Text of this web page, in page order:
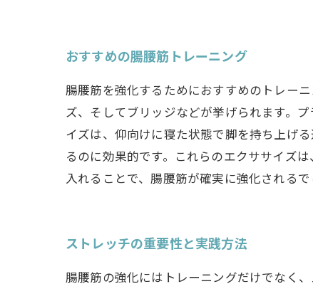
おすすめの腸腰筋トレーニング
腸腰筋を強化するためにおすすめのトレー
ズ、そしてブリッジなどが挙げられます。
イズは、仰向けに寝た状態で脚を持ち上げ
るのに効果的です。これらのエクササイズ
入れることで、腸腰筋が確実に強化されるで
ストレッチの重要性と実践方法
腸腰筋の強化にはトレーニングだけでなく